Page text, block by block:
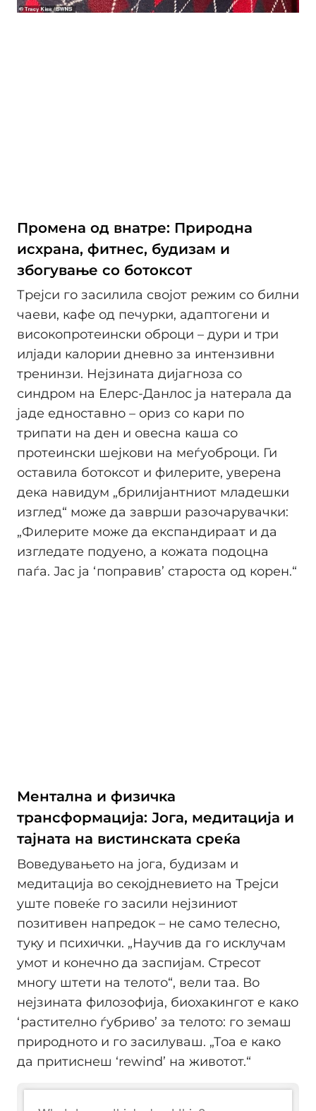
Промена од внатре: Природна
исхрана, фитнес, будизам и
збогување со ботоксот
Трејси го засилила својот режим со билни
чаеви, кафе од печурки, адаптогени и
високопротеински оброци – дури и три
илјади калории дневно за интензивни
тренинзи. Нејзината дијагноза со
синдром на Елерс-Данлос ја натерала да
јаде едноставно – ориз со кари по
трипати на ден и овесна каша со
протеински шејкови на меѓуоброци. Ги
оставила ботоксот и филерите, уверена
дека навидум „брилијантниот младешки
изглед“ може да заврши разочарувачки:
„Филерите може да експандираат и да
изгледате подуено, а кожата подоцна
паѓа. Јас ја ‘поправив’ староста од корен.“
Ментална и физичка
трансформација: Јога, медитација и
тајната на вистинската среќа
Воведувањето на јога, будизам и
медитација во секојдневието на Трејси
уште повеќе го засили нејзиниот
позитивен напредок – не само телесно,
туку и психички. „Научив да го исклучам
умот и конечно да заспијам. Стресот
многу штети на телото“, вели таа. Во
нејзината филозофија, биохакингот е како
‘растително ѓубриво’ за телото: го земаш
природното и го засилуваш. „Тоа е како
да притиснеш ‘rewind’ на животот.“